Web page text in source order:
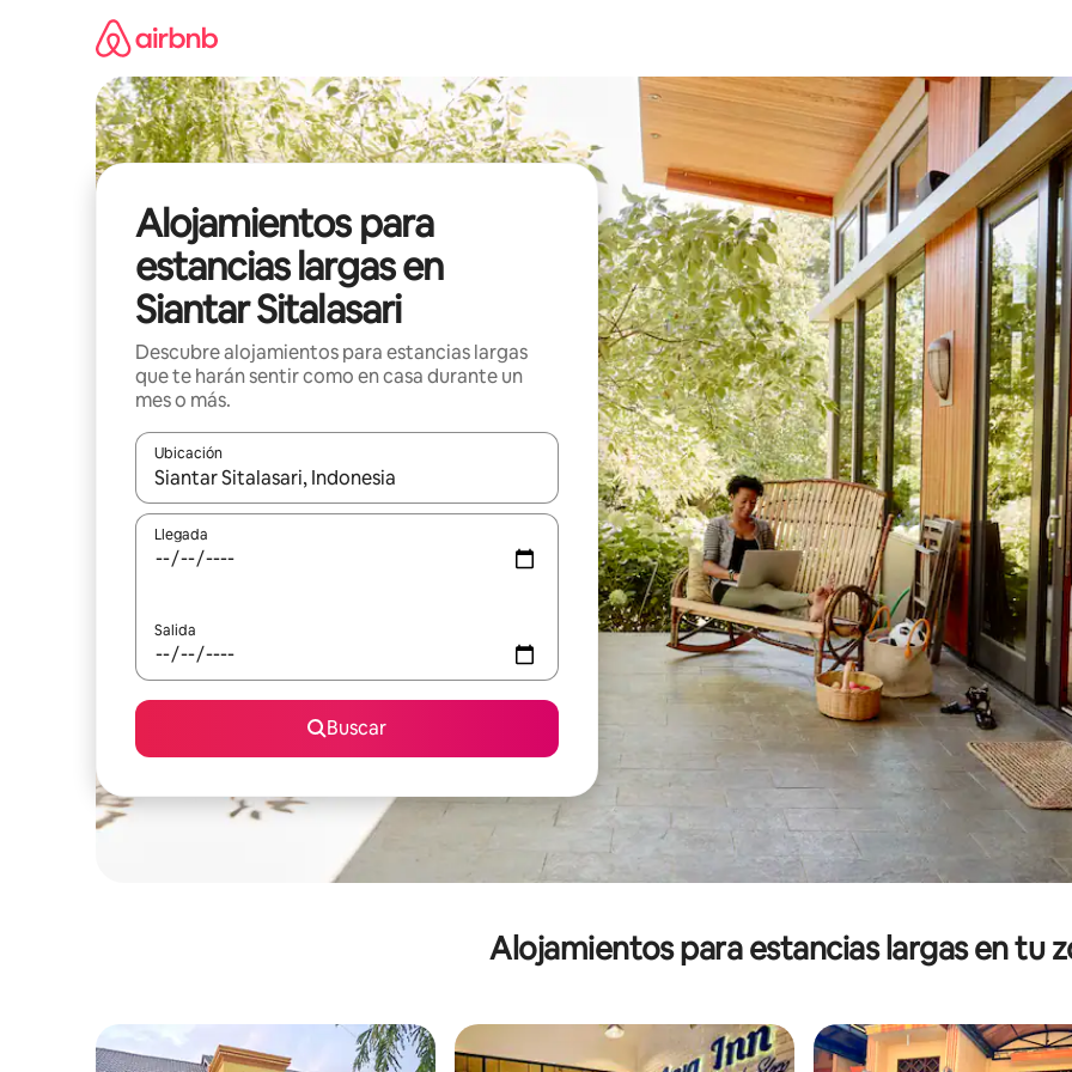
Alojamientos para
estancias largas en
Siantar Sitalasari
Descubre alojamientos para estancias largas
que te harán sentir como en casa durante un
mes o más.
Ubicación
Cuando los resultados estén disponibles, podrás navegar usando las teclas de las flechas hacia arriba y hacia abajo, o
Llegada
Salida
Buscar
Alojamientos para estancias largas en tu